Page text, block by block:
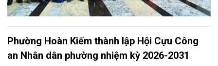
Phường Hoàn Kiếm thành lập Hội Cựu Công
an Nhân dân phường nhiệm kỳ 2026-2031